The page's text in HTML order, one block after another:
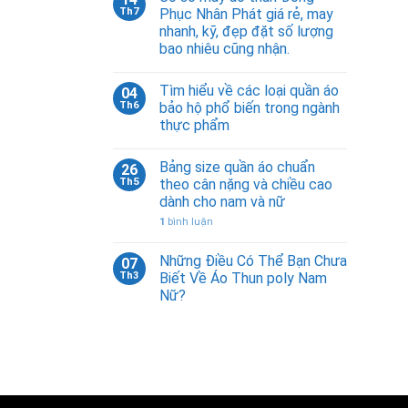
Th7
Phục Nhân Phát giá rẻ, may
nhanh, kỹ, đẹp đặt số lượng
bao nhiêu cũng nhận.
04
Th6
Tìm hiểu về các loại quần áo
bảo hộ phổ biến trong ngành
thực phẩm
26
Th5
Bảng size quần áo chuẩn
theo cân nặng và chiều cao
dành cho nam và nữ
1 bình luận
07
Th3
Những Điều Có Thể Bạn Chưa
Biết Về Áo Thun poly Nam
Nữ?